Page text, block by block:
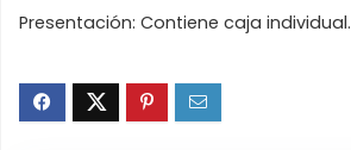
Presentación: Contiene caja individual.